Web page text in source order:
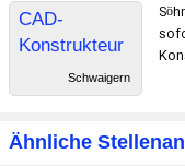
CAD-
Konstrukteur
Schwaigern
Ähnliche